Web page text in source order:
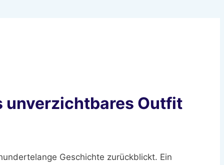
unverzichtbares Outfit
Geschichte zurückblickt. Ein